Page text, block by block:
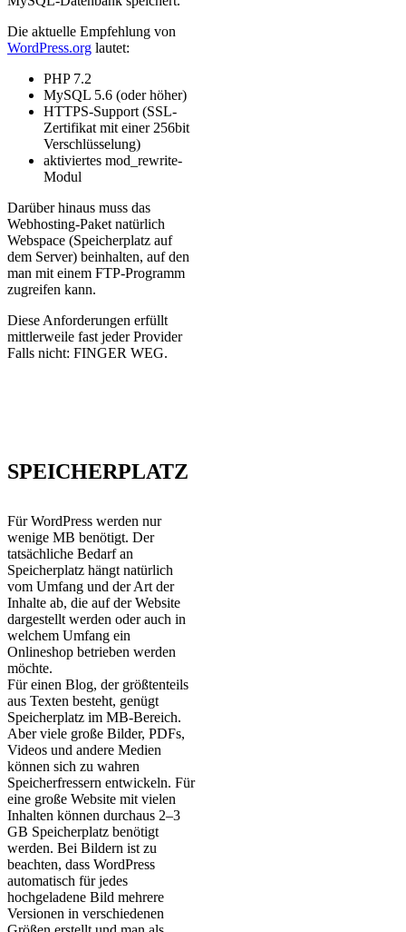
Die aktuelle Empfehlung von
WordPress.org lautet:
PHP 7.2
MySQL 5.6 (oder höher)
HTTPS-Support (SSL-
Zertifikat mit einer 256bit
Verschlüsselung)
aktiviertes mod_rewrite-
Modul
Darüber hinaus muss das
Webhosting-Paket natürlich
Webspace (Speicherplatz auf
dem Server) beinhalten, auf den
man mit einem FTP-Programm
zugreifen kann.
Diese Anforderungen erfüllt
mittlerweile fast jeder Provider
Falls nicht: FINGER WEG.
SPEICHERPLATZ
Für WordPress werden nur
wenige MB benötigt. Der
tatsächliche Bedarf an
Speicherplatz hängt natürlich
vom Umfang und der Art der
Inhalte ab, die auf der Website
dargestellt werden oder auch in
welchem Umfang ein
Onlineshop betrieben werden
möchte.
Für einen Blog, der größtenteils
aus Texten besteht, genügt
Speicherplatz im MB-Bereich.
Aber viele große Bilder, PDFs,
Videos und andere Medien
können sich zu wahren
Speicherfressern entwickeln. Für
eine große Website mit vielen
Inhalten können durchaus 2–3
GB Speicherplatz benötigt
werden. Bei Bildern ist zu
beachten, dass WordPress
automatisch für jedes
hochgeladene Bild mehrere
Versionen in verschiedenen